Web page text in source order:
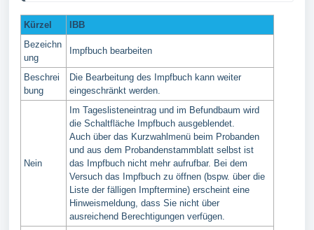
Kürzel
IBB
Bezeichn
ung
Impfbuch bearbeiten
Beschrei
bung
Die Bearbeitung des Impfbuch kann weiter
eingeschränkt werden.
Nein
Im Tageslisteneintrag und im Befundbaum wird
die Schaltfläche Impfbuch ausgeblendet.
Auch über das Kurzwahlmenü beim Probanden
und aus dem Probandenstammblatt selbst ist
das Impfbuch nicht mehr aufrufbar. Bei dem
Versuch das Impfbuch zu öffnen (bspw. über die
Liste der fälligen Impftermine) erscheint eine
Hinweismeldung, dass Sie nicht über
ausreichend Berechtigungen verfügen.